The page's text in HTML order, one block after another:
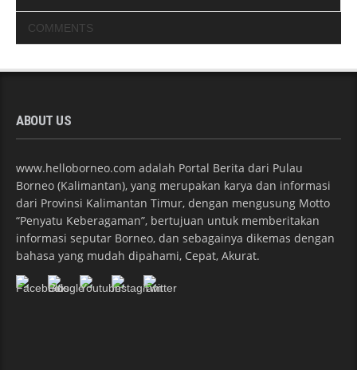
COMMENTS
ABOUT US
www.helloborneo.com adalah Portal Berita dari Pulau
Borneo (Kalimantan), yang merupakan karya dan informasi
dari Provinsi Kalimantan Timur, dengan mengusung Motto
“Penyatu Keberagaman”, bertujuan untuk memberitakan
informasi seputar Borneo, dan sebagainya dikemas dengan
bahasa yang mudah dipahami, Cepat, Akurat.